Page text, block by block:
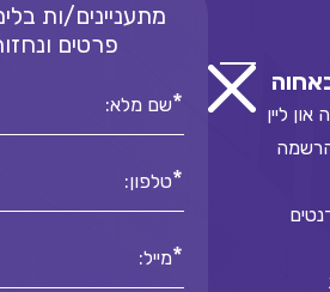
ליין
מתעניינים/ות
פרטים
שם מלא:*
טלפון:*
מייל:*